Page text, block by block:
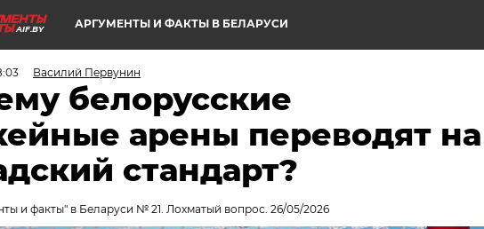
AIF.BY АРГУМЕНТЫ И ФАКТЫ В БЕЛАРУСИ
Василий Первунин
белорусские
арены переводят на
стандарт?
и факты" в Беларуси № 21. Лохматый вопрос. 26/05/2026